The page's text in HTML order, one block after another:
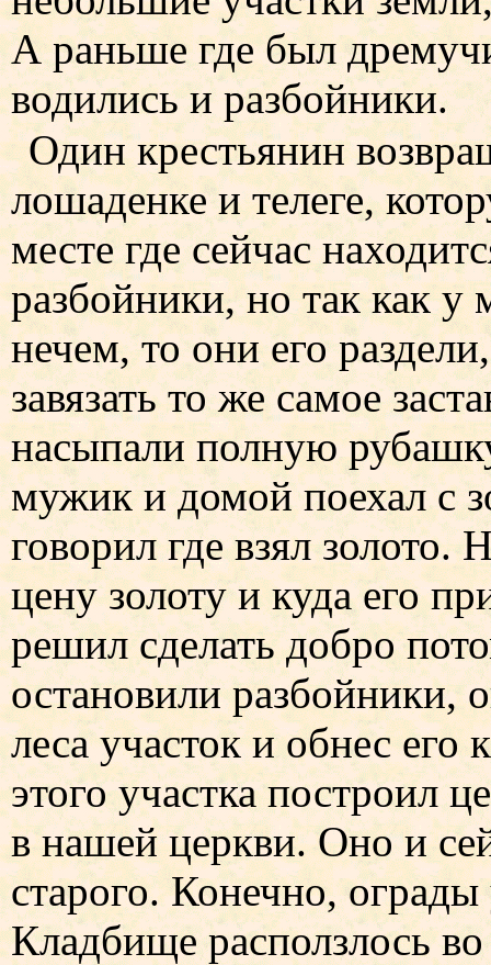
А раньше где был
водились и разбойники.
Один крестьянин
лошаденке и телеге,
месте где сейчас
разбойники, но так как
нечем, то они его
завязать то же самое
насыпали полную
мужик и домой поехал с
говорил где взял золото.
цену золоту и куда его
решил сделать добро
остановили разбойники,
леса участок и обнес
этого участка построил
в нашей церкви. Оно и
старого. Конечно,
Кладбище расползлось